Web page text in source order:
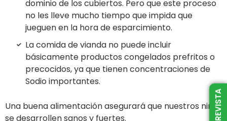
dominio de los cubiertos. Pero que este proceso
no les lleve mucho tiempo que impida que
jueguen en la hora de esparcimiento.
La comida de vianda no puede incluir
básicamente productos congelados prefritos o
precocidos, ya que tienen concentraciones de
Sodio importantes.
Una buena alimentación asegurará que nuestros niños
se desarrollen sanos y fuertes.